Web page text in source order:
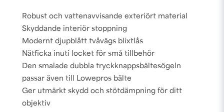
Robust och vattenavvisande exteriört material
Skyddande interiör stoppning
Modernt djupblått tvåvägs blixtlås
Nätficka inuti locket för små tillbehör
Den smalade dubbla tryckknappsbältesögeln
passar även till Lowepros bälte
Ger utmärkt skydd och stötdämpning för ditt
objektiv